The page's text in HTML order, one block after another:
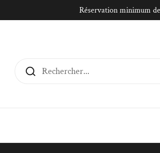
Réservation minimum